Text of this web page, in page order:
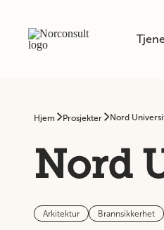
Hjem Prosjekter Nord
Nord
Arkitektur Brannsikkerhet